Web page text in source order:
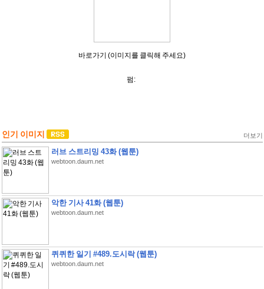
바로가기 (이미지를 클릭해 주세요)
펌:
인기 이미지 더보기
러브 스트리밍 43화 (웹툰)
webtoon.daum.net
악한 기사 41화 (웹툰)
webtoon.daum.net
퀴퀴한 일기 #489.도시락 (웹툰)
webtoon.daum.net